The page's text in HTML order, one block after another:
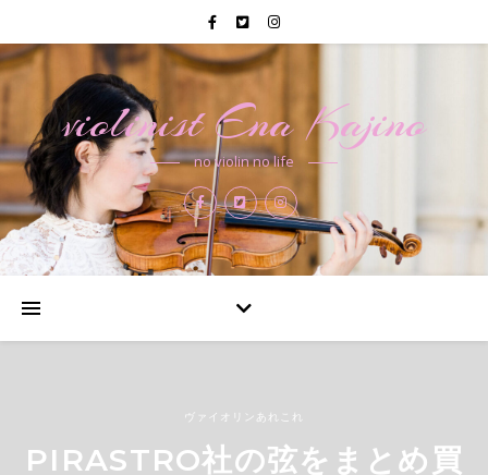
violinist Ena Kajino
no violin no life
ヴァイオリンあれこれ
PIRASTRO社の弦をまとめ買